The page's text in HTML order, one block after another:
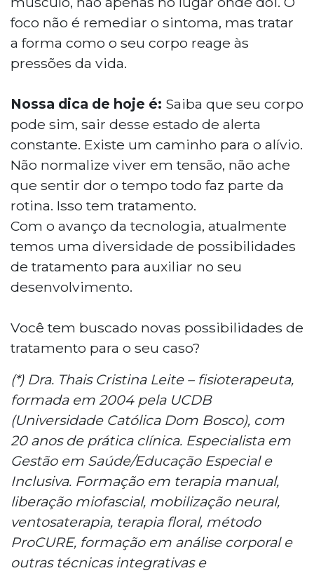
foco não é remediar o sintoma, mas tratar
a forma como o seu corpo reage às
pressões da vida.
Nossa dica de hoje é: Saiba que seu corpo
pode sim, sair desse estado de alerta
constante. Existe um caminho para o alívio.
Não normalize viver em tensão, não ache
que sentir dor o tempo todo faz parte da
rotina. Isso tem tratamento.
Com o avanço da tecnologia, atualmente
temos uma diversidade de possibilidades
de tratamento para auxiliar no seu
desenvolvimento.
Você tem buscado novas possibilidades de
tratamento para o seu caso?
(*) Dra. Thais Cristina Leite – fisioterapeuta,
formada em 2004 pela UCDB
(Universidade Católica Dom Bosco), com
20 anos de prática clínica. Especialista em
Gestão em Saúde/Educação Especial e
Inclusiva. Formação em terapia manual,
liberação miofascial, mobilização neural,
ventosaterapia, terapia floral, método
ProCURE, formação em análise corporal e
outras técnicas integrativas e